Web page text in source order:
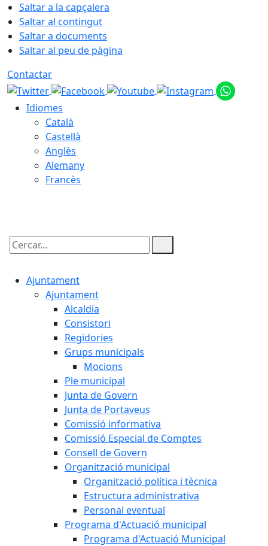
Saltar a la capçalera
Saltar al contingut
Saltar a documents
Saltar al peu de pàgina
Contactar
Idiomes
Català
Castellà
Anglès
Alemany
Francès
Cercar:
Ajuntament
Ajuntament
Alcaldia
Consistori
Regidories
Grups municipals
Mocions
Ple municipal
Junta de Govern
Junta de Portaveus
Comissió informativa
Comissió Especial de Comptes
Consell de Govern
Organització municipal
Organització política i tècnica
Estructura administrativa
Personal eventual
Programa d'Actuació municipal
Programa d'Actuació Municipal